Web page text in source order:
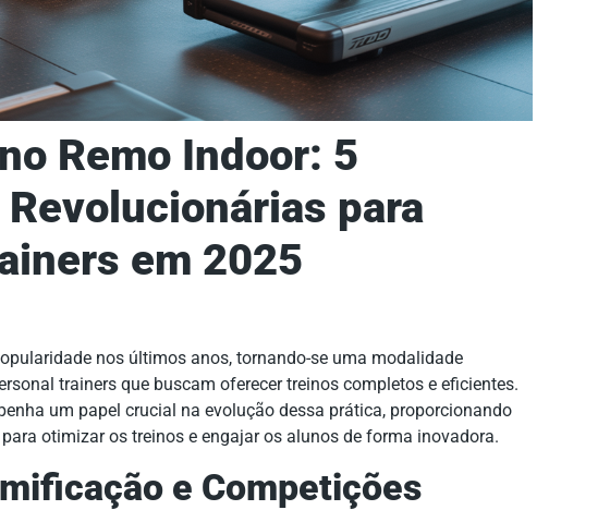
Remo Indoor: 5
para
em 2025
nos últimos anos, tornando-se uma modalidade
trainers que buscam oferecer treinos completos e eficientes.
um papel crucial na evolução dessa prática, proporcionando
otimizar os treinos e engajar os alunos de forma inovadora.
e Competições